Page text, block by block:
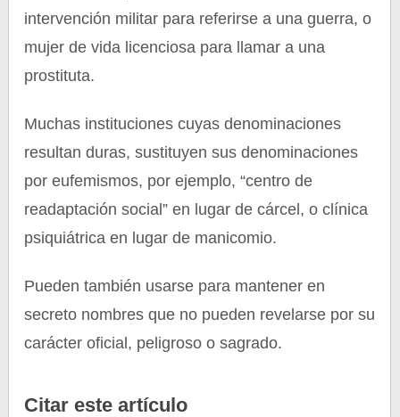
intervención militar para referirse a una guerra, o
mujer de vida licenciosa para llamar a una
prostituta.
Muchas instituciones cuyas denominaciones
resultan duras, sustituyen sus denominaciones
por eufemismos, por ejemplo, “centro de
readaptación social” en lugar de cárcel, o clínica
psiquiátrica en lugar de manicomio.
Pueden también usarse para mantener en
secreto nombres que no pueden revelarse por su
carácter oficial, peligroso o sagrado.
Citar este artículo